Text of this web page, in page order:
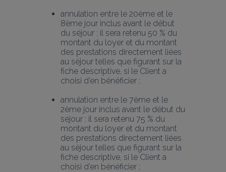
annulation entre le 20ème et le
8ème jour inclus avant le début
du séjour : il sera retenu 50 % du
montant du loyer et du montant
des prestations directement liées
au séjour telles que figurant sur la
fiche descriptive, si le Client a
choisi d’en bénéficier ;
annulation entre le 7ème et le
2ème jour inclus avant le début du
séjour : il sera retenu 75 % du
montant du loyer et du montant
des prestations directement liées
au séjour telles que figurant sur la
fiche descriptive, si le Client a
choisi d’en bénéficier ;